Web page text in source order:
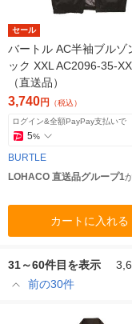
セール
バートル AC半袖ブルゾ
ック XXL AC2096-35-
（直送品）
3,740円 （税込）
ログイン&全額PayPay支払いで
5%
BURTLE
LOHACO 直送品グループ1
カートに入れる
31～60件目を表示
前の30件